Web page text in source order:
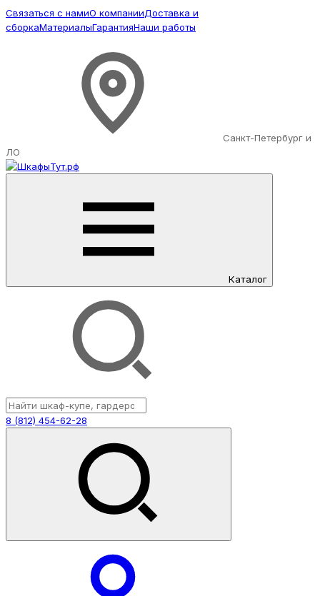
Связаться с намиО компанииДоставка и
сборкаМатериалыГарантияНаши работы
Санкт-Петербург и
ЛО
Каталог
8 (812) 454-62-28